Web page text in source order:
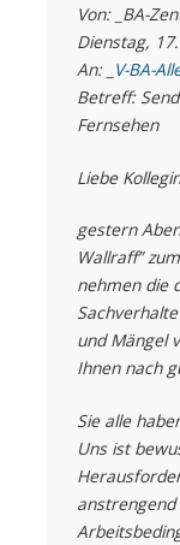
Von: _BA-
Dienstag,
An: _ V-BA-
Betreff:
Fernsehen
Liebe
gestern
Wallraff”
nehmen die
und Mängel
Ihnen nach
Sie alle
Uns ist